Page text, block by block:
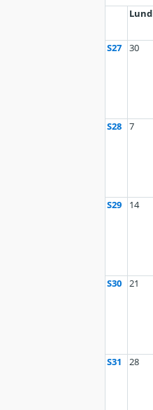
S27 30
S28 7
S29 14
S30 21
S31 28